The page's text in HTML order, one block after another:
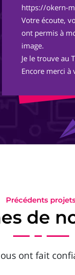
https://okern-
Votre écoute,
ont permis à
image.
Je le trouve au
Encore merci à
Précédents
de
ont fait